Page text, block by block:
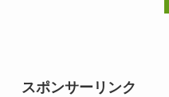
スポンサーリンク